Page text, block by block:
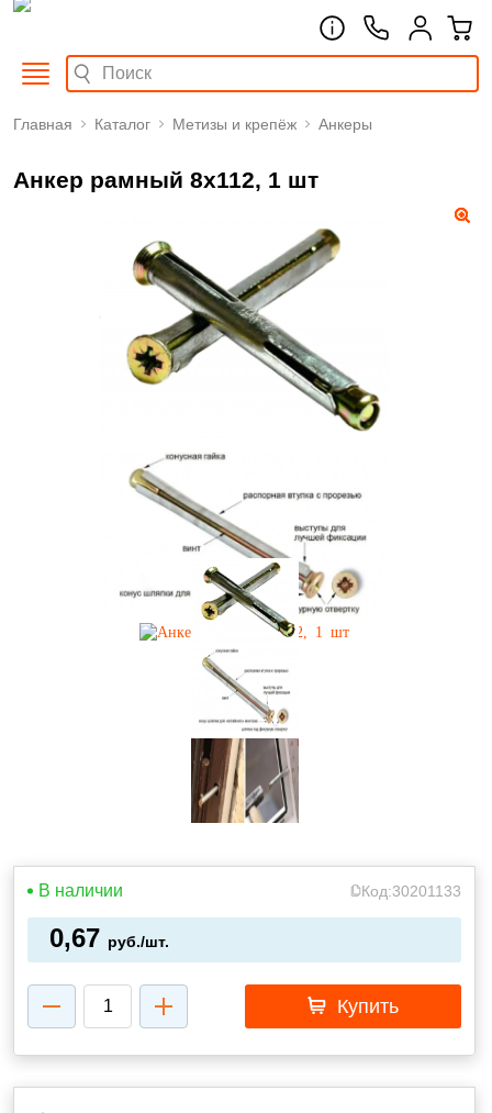
Главная Каталог Метизы и крепёж Анкеры
Анкер рамный 8х112, 1 шт
В наличии Код:30201133
0,67 руб./шт.
Купить